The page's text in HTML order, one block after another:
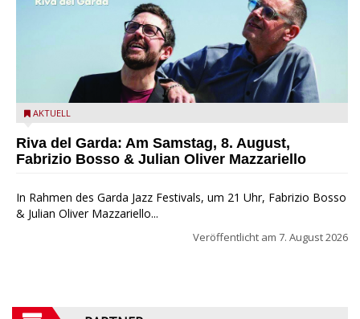
Fabrizio Bosso & Julian Oliver Mazzariello zu Gast beim Garda
AKTUELL
Riva del Garda: Am Samstag, 8. August,
Fabrizio Bosso & Julian Oliver Mazzariello
In Rahmen des Garda Jazz Festivals, um 21 Uhr, Fabrizio Bosso
& Julian Oliver Mazzariello...
Veröffentlicht am 7. August 2026